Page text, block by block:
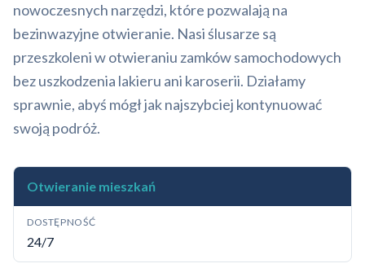
nowoczesnych narzędzi, które pozwalają na
bezinwazyjne otwieranie. Nasi ślusarze są
przeszkoleni w otwieraniu zamków samochodowych
bez uszkodzenia lakieru ani karoserii. Działamy
sprawnie, abyś mógł jak najszybciej kontynuować
swoją podróż.
Otwieranie mieszkań
DOSTĘPNOŚĆ
24/7